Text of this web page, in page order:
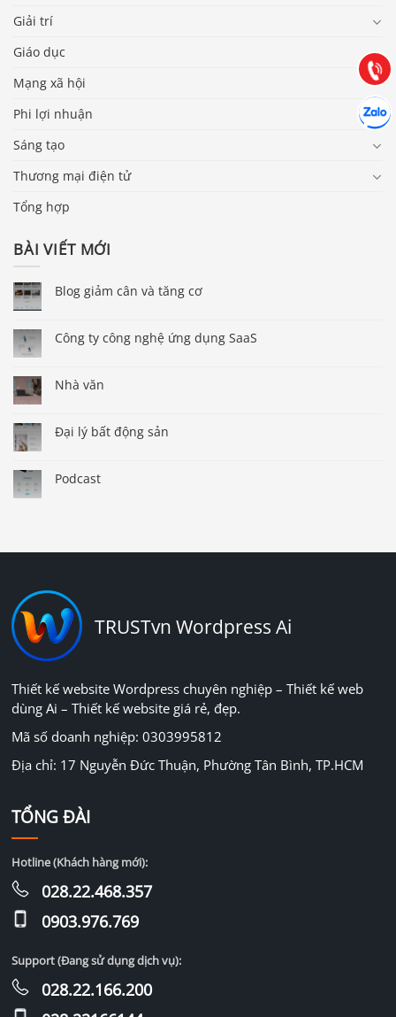
Giải trí
Giáo dục
Mạng xã hội
Phi lợi nhuận
Sáng tạo
Thương mại điện tử
Tổng hợp
BÀI VIẾT MỚI
Blog giảm cân và tăng cơ
Công ty công nghệ ứng dụng SaaS
Nhà văn
Đại lý bất động sản
Podcast
TRUSTvn Wordpress Ai
Thiết kế website Wordpress chuyên nghiệp – Thiết kế web
dùng Ai – Thiết kế website giá rẻ, đẹp.
Mã số doanh nghiệp: 0303995812
Địa chỉ: 17 Nguyễn Đức Thuận, Phường Tân Bình, TP.HCM
TỔNG ĐÀI
Hotline (Khách hàng mới):
028.22.468.357
0903.976.769
Support (Đang sử dụng dịch vụ):
028.22.166.200
Gọi
Hướng dẫn & Hỗ trợ:
(028) 22.166.144
Chát